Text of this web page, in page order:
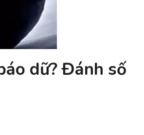
dữ? Đánh số